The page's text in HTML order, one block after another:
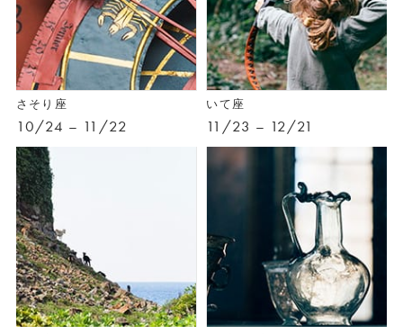
さそり座
10/24 – 11/22
いて座
11/23 – 12/21